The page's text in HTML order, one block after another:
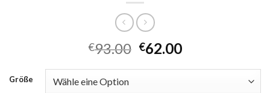
€93.00 €62.00
Größe